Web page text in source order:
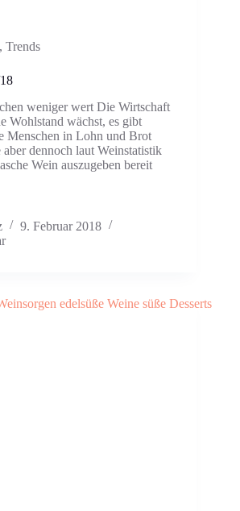
, Trends
weniger wert Die Wirtschaft
Wohlstand wächst, es gibt
Menschen in Lohn und Brot
dennoch laut Weinstatistik
Wein auszugeben bereit
9. Februar 2018